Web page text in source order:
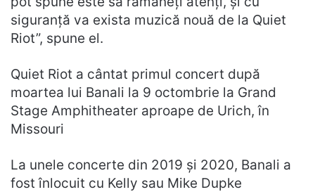
siguranță va exista muzică nouă de la Quiet
Riot”, spune el.
Quiet Riot a cântat primul concert după
moartea lui Banali la 9 octombrie la Grand
Stage Amphitheater aproape de Urich, în
Missouri
La unele concerte din 2019 și 2020, Banali a
fost înlocuit cu Kelly sau Mike Dupke